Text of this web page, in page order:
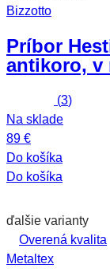
Bizzotto
Príbor
antikoro, v
(3)
Na sklade
89 €
Do košíka
Do košíka
ďalšie varianty
Overená kvalita
Metaltex